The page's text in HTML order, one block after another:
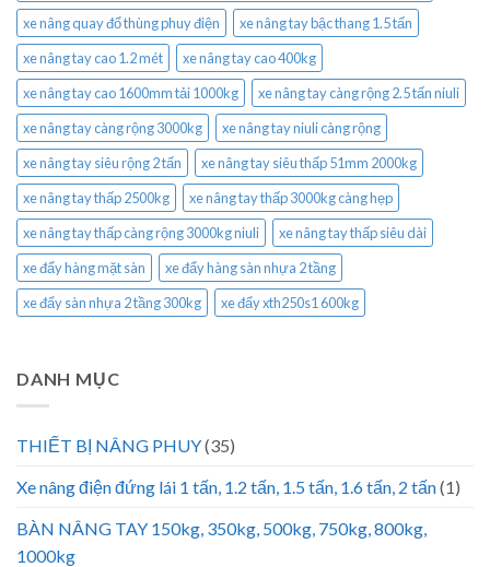
xe nâng quay đổ thùng phuy điện
xe nâng tay bậc thang 1.5 tấn
xe nâng tay cao 1.2 mét
xe nâng tay cao 400kg
xe nâng tay cao 1600mm tải 1000kg
xe nâng tay càng rộng 2.5 tấn niuli
xe nâng tay càng rộng 3000kg
xe nâng tay niuli càng rộng
xe nâng tay siêu rộng 2 tấn
xe nâng tay siêu thấp 51mm 2000kg
xe nâng tay thấp 2500kg
xe nâng tay thấp 3000kg càng hẹp
xe nâng tay thấp càng rộng 3000kg niuli
xe nâng tay thấp siêu dài
xe đẩy hàng mặt sàn
xe đẩy hàng sàn nhựa 2 tầng
xe đẩy sàn nhựa 2 tầng 300kg
xe đẩy xth250s1 600kg
DANH MỤC
THIẾT BỊ NÂNG PHUY(35)
Xe nâng điện đứng lái 1 tấn, 1.2 tấn, 1.5 tấn, 1.6 tấn, 2 tấn(1)
BÀN NÂNG TAY 150kg, 350kg, 500kg, 750kg, 800kg,
1000kg